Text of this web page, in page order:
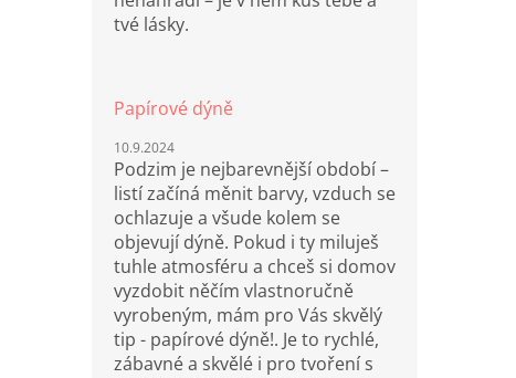
tvé lásky.
Papírové dýně
10.9.2024
Podzim je nejbarevnější období –
listí začíná měnit barvy, vzduch se
ochlazuje a všude kolem se
objevují dýně. Pokud i ty miluješ
tuhle atmosféru a chceš si domov
vyzdobit něčím vlastnoručně
vyrobeným, mám pro Vás skvělý
tip - papírové dýně!. Je to rychlé,
zábavné a skvělé i pro tvoření s